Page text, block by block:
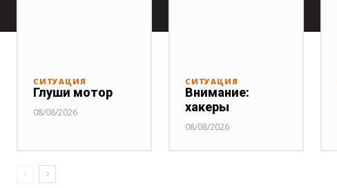
СИТУАЦИЯ
Глуши мотор
08/08/2026
СИТУАЦИЯ
Внимание:
хакеры
08/08/2026